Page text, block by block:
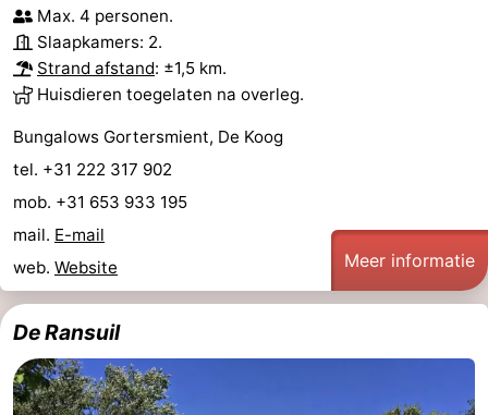
Wandelen
-
Paardrijden
-
Surfen
-
Wadlopen
Zeehonden
Eten
drinken
Evenementen
Praktisch
Forum
Route
Max. 4 personen.
Slaapkamers: 2.
Strand afstand: ±1,5 km.
Huisdieren toegelaten na overleg.
Bungalows Gortersmient, De Koog
tel. +31 222 317 902
mob. +31 653 933 195
mail. E-mail
web. Website Meer informatie
De Ransuil